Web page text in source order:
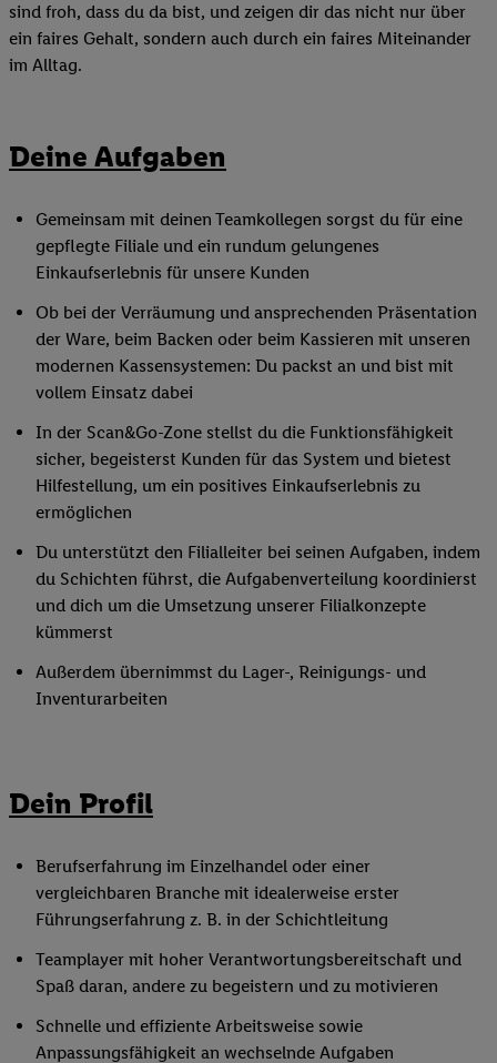
sind froh, dass du da bist, und zeigen dir das nicht nur über
ein faires Gehalt, sondern auch durch ein faires Miteinander
im Alltag.
Deine Aufgaben
Gemeinsam mit deinen Teamkollegen sorgst du für eine
gepflegte Filiale und ein rundum gelungenes
Einkaufserlebnis für unsere Kunden
Ob bei der Verräumung und ansprechenden Präsentation
der Ware, beim Backen oder beim Kassieren mit unseren
modernen Kassensystemen: Du packst an und bist mit
vollem Einsatz dabei
In der Scan&Go-Zone stellst du die Funktionsfähigkeit
sicher, begeisterst Kunden für das System und bietest
Hilfestellung, um ein positives Einkaufserlebnis zu
ermöglichen
Du unterstützt den Filialleiter bei seinen Aufgaben, indem
du Schichten führst, die Aufgabenverteilung koordinierst
und dich um die Umsetzung unserer Filialkonzepte
kümmerst
Außerdem übernimmst du Lager-, Reinigungs- und
Inventurarbeiten
Dein Profil
Berufserfahrung im Einzelhandel oder einer
vergleichbaren Branche mit idealerweise erster
Führungserfahrung z. B. in der Schichtleitung
Teamplayer mit hoher Verantwortungsbereitschaft und
Spaß daran, andere zu begeistern und zu motivieren
Schnelle und effiziente Arbeitsweise sowie
Anpassungsfähigkeit an wechselnde Aufgaben